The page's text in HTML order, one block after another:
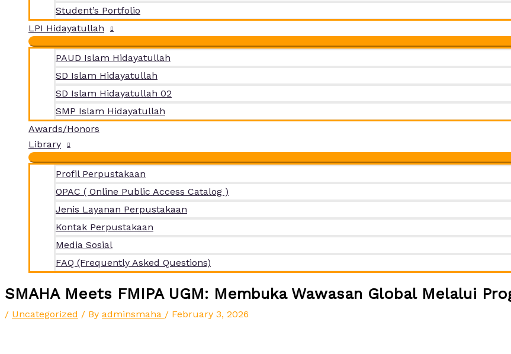
Student’s Portfolio
LPI Hidayatullah
PAUD Islam Hidayatullah
SD Islam Hidayatullah
SD Islam Hidayatullah 02
SMP Islam Hidayatullah
Awards/Honors
Library
Profil Perpustakaan
OPAC ( Online Public Access Catalog )
Jenis Layanan Perpustakaan
Kontak Perpustakaan
Media Sosial
FAQ (Frequently Asked Questions)
SMAHA Meets FMIPA UGM: Membuka Wawasan Global Melalui
/ Uncategorized / By adminsmaha / February 3, 2026